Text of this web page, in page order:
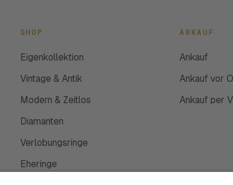
SHOP
Eigenkollektion
Vintage & Antik
Modern & Zeitlos
Diamanten
Verlobungsringe
Eheringe
ANKAUF
Ankauf
Ankauf vor
Ankauf per